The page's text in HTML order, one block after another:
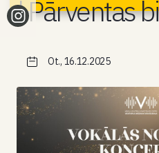
| Pārventas
Ot., 16.12.2025